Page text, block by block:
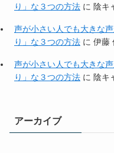
り」な３つの方法 に 陰キ
声が小さい人でも大きな
り」な３つの方法 に 伊藤
声が小さい人でも大きな
り」な３つの方法 に 陰キ
アーカイブ